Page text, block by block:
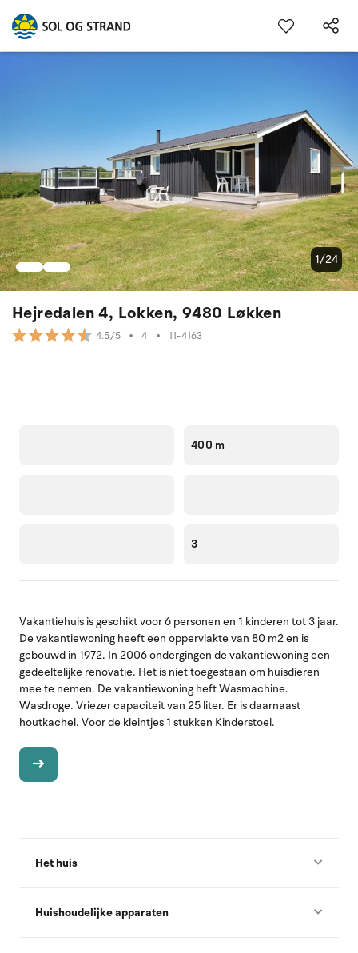
Hejredalen 4, Lokken, 9480 Løkken
4.5/5 • 4 • 11-4163
1/24
400 m
3
Vakantiehuis is geschikt voor 6 personen en 1 kinderen tot 3 jaar.
De vakantiewoning heeft een oppervlakte van 80 m2 en is
gebouwd in 1972. In 2006 ondergingen de vakantiewoning een
gedeeltelijke renovatie. Het is niet toegestaan om huisdieren
mee te nemen. De vakantiewoning heft Wasmachine.
Wasdroge. Vriezer capaciteit van 25 liter. Er is daarnaast
houtkachel. Voor de kleintjes 1 stukken Kinderstoel.
Het huis
Huishoudelijke apparaten